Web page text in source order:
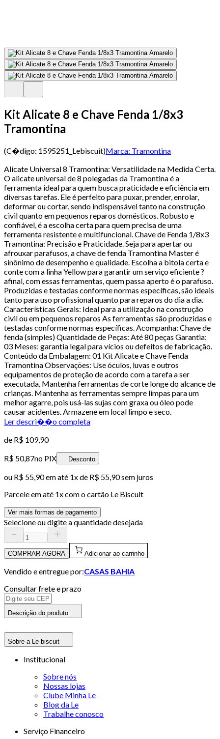
Kit Alicate 8 e Chave Fenda 1/8x3
Tramontina
(C�digo: 1595251_Lebiscuit)Marca: Tramontina
Alicate Universal 8 Tramontina: Versatilidade na Medida Certa.
O alicate universal de 8 polegadas da Tramontina é a
ferramenta ideal para quem busca praticidade e eficiência em
diversas tarefas. Ele é perfeito para puxar, prender, enrolar,
deformar ou cortar, sendo indispensável tanto na construção
civil quanto em pequenos reparos domésticos. Robusto e
confiável, é a escolha certa para quem precisa de uma
ferramenta resistente e multifuncional. Chave de Fenda 1/8x3
Tramontina: Precisão e Praticidade. Seja para apertar ou
afrouxar parafusos, a chave de fenda Tramontina Master é
sinônimo de desempenho e qualidade. Escolha a bitola certa e
conte com a linha Yellow para garantir um serviço eficiente ?
afinal, com essas ferramentas, quem passa aperto é o parafuso.
Produzidas e testadas conforme normas específicas, são ideais
tanto para uso profissional quanto para reparos do dia a dia.
Características Gerais: Ideal para a utilização na construção
civil ou em pequenos reparos As ferramentas são produzidas e
testadas conforme normas específicas. Acompanha: Chave de
fenda (simples) Quantidade de Peças: Até 80 peças Garantia:
03 Meses: garantia legal para vícios ou defeitos de fabricação.
Conteúdo da Embalagem: 01 Kit Alicate e Chave Fenda
Tramontina Observações: Use óculos, luvas e outros
equipamentos de proteção de acordo com a tarefa a ser
executada. Mantenha ferramentas de corte longe do alcance de
crianças. Mantenha as ferramentas sempre limpas para um
melhor agarre, pois usá-las sujas com graxa ou óleo pode
causar acidentes. Armazene em local limpo e seco.
Ler descri��o completa
de R$ 109,90
R$ 50,87no PIX Desconto
ou R$ 55,90em até 1x de R$ 55,90sem juros
Parcele em até 1x com o cartão Le Biscuit
Ver mais formas de pagamento
Selecione ou digite a quantidade desejada
COMPRAR AGORA Adicionar ao carrinho
Vendido e entregue por:CASAS BAHIA
Consultar frete e prazo
Descrição do produto
Sobre a Le biscuit
Institucional
Sobre nós
Nossas lojas
Clube Minha Le
Blog da Le
Trabalhe conosco
Serviço Financeiro